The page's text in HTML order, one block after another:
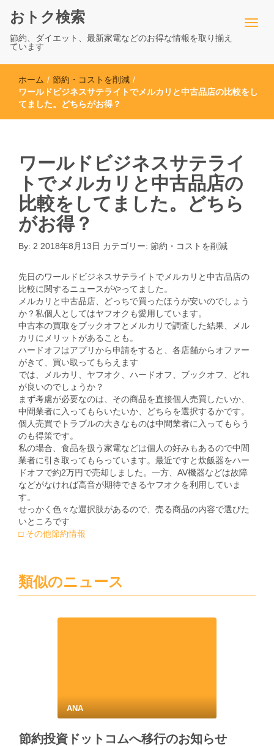
おトク検索
節約、ダイエット、最新家電などのお得な情報を取り揃え
ています
ホーム / 節約・コストを削減 /
ワールドビジネスサテライトでメルカリと中古品店の比較をし
てました。どちらがお得？
ワールドビジネスサテライ
トでメルカリと中古品店の
比較をしてました。どちら
がお得？
By: 2 2018年8月13日 カテゴリー: 節約・コストを削減
先日のワールドビジネスサテライトでメルカリと中古品店の
比較に関するニュースがやってました。
メルカリと中古品店、どっちで買ったほうが安いのでしょう
か？私個人としてはヤフオクも愛用しています。
中古本の買取をブックオフとメルカリで調査した結果、メル
カリにメリットがあることも。
ハードオフはアプリから申請をすると、各店舗からオファー
がきて、買い取ってもらえます
では、メルカリ、ヤフオク、ハードオフ、ブックオフ、どれ
が良いのでしょうか？
まず考慮が必要なのは、その商品を直接個人売買したいか、
中間業者に入ってもらいたいか、どちらを選択するかです。
個人売買でトラブルの大きなものは中間業者に入ってもらう
のも得策です。
私の場合、食品を扱う家電などは個人の好みもあるので中間
業者に引き取ってもらっています。最近ですと炊飯器をハー
ドオフで約2万円で売却しました。一方、AV機器などは故障
などがなければ高音が期待できるヤフオクを利用していま
す。
せっかく色々な選択肢があるので、売る商品の内容で選びた
いところです
□ その他節約情報
類似のニュース
ANA
節約投資ドットコムへ移行のお知らせ